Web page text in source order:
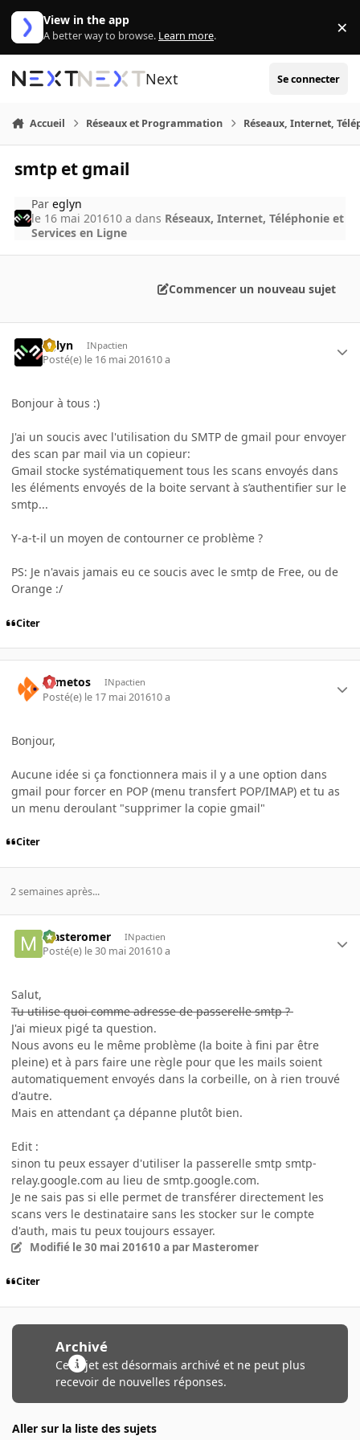
Aller au contenu
View in the app
A better way to browse. Learn more. ×
Next Se connecter
Accueil Réseaux et Programmation Réseaux, Internet,
smtp et gmail
Pareglyn
le 16 mai 201610 a dans Réseaux, Internet, Téléphonie et
Services en Ligne
Commencer un nouveau sujet
eglyn INpactien
Posté(e) le 16 mai 201610 a
Bonjour à tous :)
J'ai un soucis avec l'utilisation du SMTP de gmail pour envoyer
des scan par mail via un copieur:
Gmail stocke systématiquement tous les scans envoyés dans
les éléments envoyés de la boite servant à s’authentifier sur le
smtp...
Y-a-t-il un moyen de contourner ce problème ?
PS: Je n'avais jamais eu ce soucis avec le smtp de Free, ou de
Orange :/
Citer
Armetos INpactien
Posté(e) le 17 mai 201610 a
Bonjour,
Aucune idée si ça fonctionnera mais il y a une option dans
gmail pour forcer en POP (menu transfert POP/IMAP) et tu as
un menu deroulant "supprimer la copie gmail"
Citer
2 semaines après...
Masteromer INpactien
Posté(e) le 30 mai 201610 a
Salut,
Tu utilise quoi comme adresse de passerelle smtp ?
J'ai mieux pigé ta question.
Nous avons eu le même problème (la boite à fini par être
pleine) et à pars faire une règle pour que les mails soient
automatiquement envoyés dans la corbeille, on à rien trouvé
d'autre.
Mais en attendant ça dépanne plutôt bien.
Edit :
sinon tu peux essayer d'utiliser la passerelle smtp smtp-
relay.google.com au lieu de smtp.google.com.
Je ne sais pas si elle permet de transférer directement les
scans vers le destinataire sans les stocker sur le compte
d'auth, mais tu peux toujours essayer.
Modifié le 30 mai 201610 a par Masteromer
Citer
Archivé
Ce sujet est désormais archivé et ne peut plus
recevoir de nouvelles réponses.
Aller sur la liste des sujets